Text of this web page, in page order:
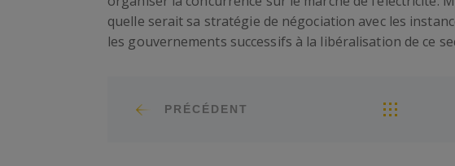
quelle serait sa stratégie de négociation avec les
les gouvernements successifs à la libéralisation de ce
PRÉCÉDENT